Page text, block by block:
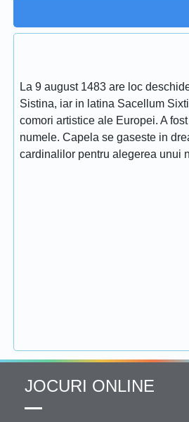
La 9 august 1483 are loc
Sistina, iar in latina Sacellum
comori artistice ale Europei. A
numele. Capela se gaseste in
cardinalilor pentru alegerea unui
JOCURI ONLINE